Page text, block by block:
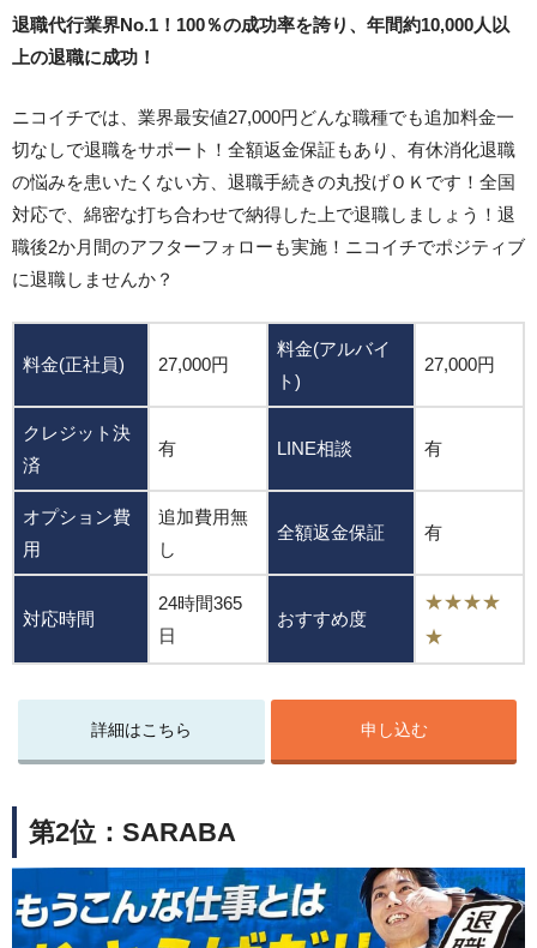
退職代行業界No.1！100％の成功率を誇り、年間約10,000人以
上の退職に成功！
ニコイチでは、業界最安値27,000円どんな職種でも追加料金一
切なしで退職をサポート！全額返金保証もあり、有休消化退職
の悩みを患いたくない方、退職手続きの丸投げＯＫです！全国
対応で、綿密な打ち合わせで納得した上で退職しましょう！退
職後2か月間のアフターフォローも実施！ニコイチでポジティブ
に退職しませんか？
料金(正社員) 27,000円
料金(アルバイ
ト)
27,000円
クレジット決
済
有 LINE相談 有
オプション費
用
追加費用無
し
全額返金保証 有
対応時間
24時間365
日
おすすめ度
★★★★
★
詳細はこちら 申し込む
第2位：SARABA